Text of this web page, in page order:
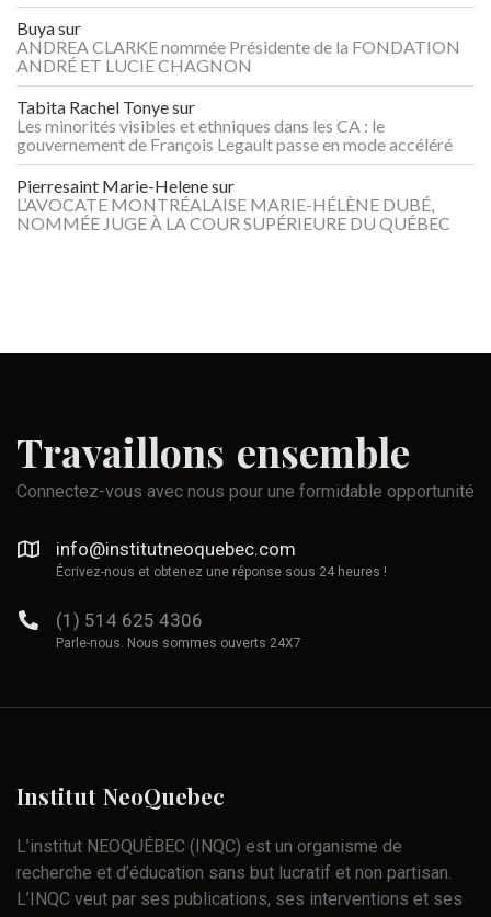
Buyasur
ANDREA CLARKE nommée Présidente de la FONDATION
ANDRÉ ET LUCIE CHAGNON
Tabita Rachel Tonyesur
Les minorités visibles et ethniques dans les CA : le
gouvernement de François Legault passe en mode accéléré
Pierresaint Marie-Helenesur
L’AVOCATE MONTRÉALAISE MARIE-HÉLÈNE DUBÉ,
NOMMÉE JUGE À LA COUR SUPÉRIEURE DU QUÉBEC
Travaillons ensemble
Connectez-vous avec nous pour une formidable opportunité
info@institutneoquebec.com
Écrivez-nous et obtenez une réponse sous 24 heures !
(1) 514 625 4306
Parle-nous. Nous sommes ouverts 24X7
Institut NeoQuebec
L’institut NEOQUÉBEC (INQC) est un organisme de
recherche et d’éducation sans but lucratif et non partisan.
L’INQC veut par ses publications, ses interventions et ses